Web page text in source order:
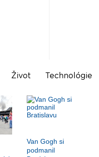
Život Technológie
Van Gogh si
podmanil